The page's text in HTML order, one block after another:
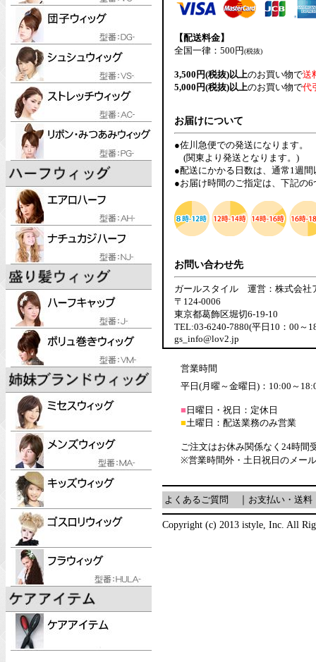
【配送料金】
全国一律：500円(税抜)
3,500円(税抜)以上のお買い物で送
5,000円(税抜)以上のお買い物で代
お届けについて
●佐川急便での発送になります。
(関東より発送となります。)
●配送にかかる日数は、通常1週
●お届け時間のご指定は、下記の
お問い合わせ先
ガールスタイル 運営：株式会社
〒124-0006
東京都葛飾区堀切6-19-10
TEL:03-6240-7880(平日10：00～
gs_info@lov2.jp
営業時間
平日(月曜～金曜日)：10:00～
■ 日曜日・祝日：定休日
■土曜日：配送業務のみ営業
ご注文はお休み関係なく24時間
※営業時間外・土日祝日のメー
よくあるご質問 ｜ お支払い・送料
Copyright (c) 2013 istyle, Inc. All